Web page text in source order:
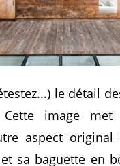
le détail
Cette image met
aspect
sa baguette en